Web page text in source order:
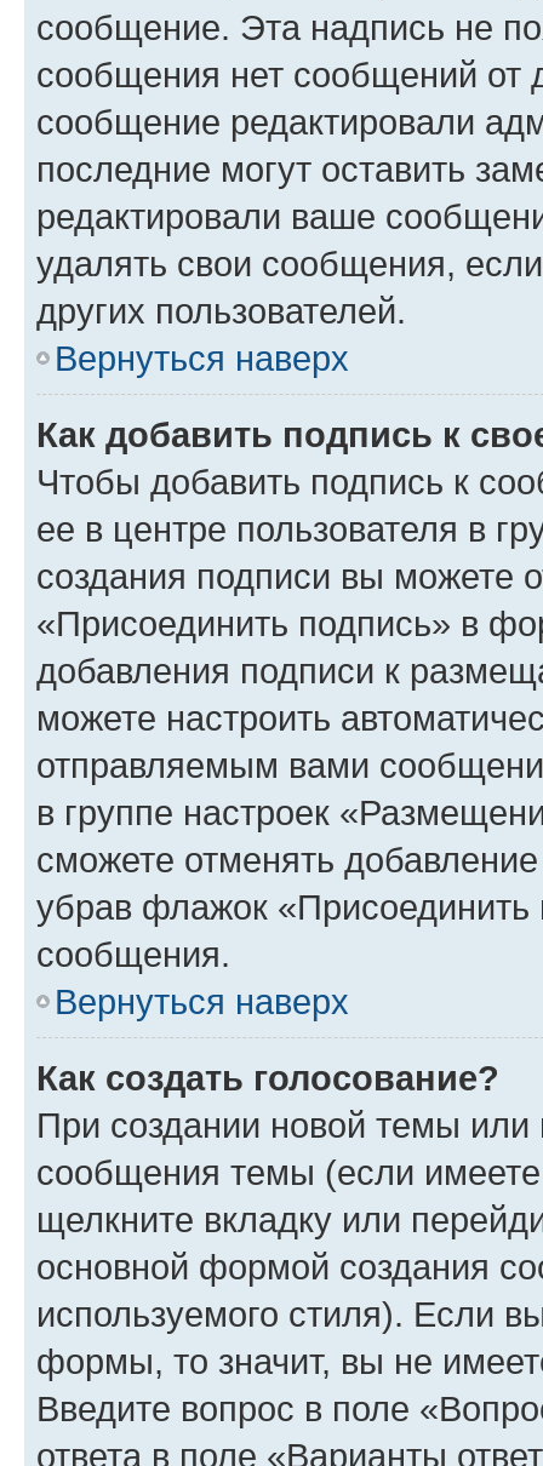
сообщение. Эта надпись не
сообщения нет сообщений от
сообщение редактировали
последние могут оставить
редактировали ваше
удалять свои сообщения,
других пользователей.
Вернуться наверх
Как добавить подпись к
Чтобы добавить подпись к
ее в центре пользователя в
создания подписи вы можете
«Присоединить подпись» в
добавления подписи к
можете настроить
отправляемым вами
в группе настроек
сможете отменять
убрав флажок
сообщения.
Вернуться наверх
Как создать голосование?
При создании новой темы или
сообщения темы (если
щелкните вкладку или
основной формой создания
используемого стиля). Если
формы, то значит, вы не
Введите вопрос в поле
ответа в поле «Варианты